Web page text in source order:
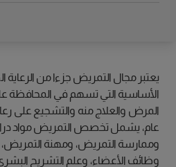
يعتبر مجال التمريض جزءا من
الأساسية التي تسهم في المحافظة
المرض والعلاج منه والتشجيع على
عام، يشمل تخصص التمريض مواد
وممارسة التمريض، ومهنة التمريض،
وظائف الأعضاء، وعلم التشريح